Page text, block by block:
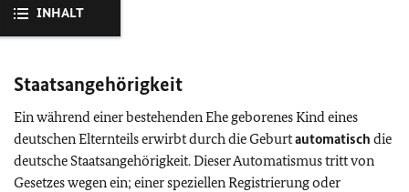
INHALT
Staatsangehörigkeit
Ein während einer bestehenden Ehe geborenes Kind eines
deutschen Elternteilserwirbt durch die Geburtautomatisch die
deutsche Staatsangehörigkeit. Dieser Automatismus tritt von
Gesetzes wegen ein; einer speziellen Registrierung oder